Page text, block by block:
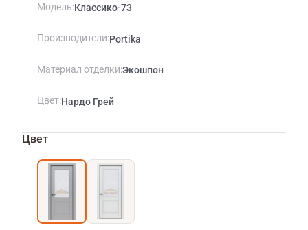
Модель Классико-73
Производители Portika
Материал отделки Экошпон
Цвет Нардо Грей
Цвет